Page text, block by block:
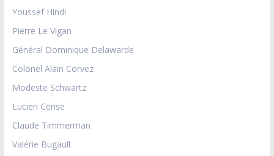
Youssef Hindi
Pierre Le Vigan
Général Dominique Delawarde
Colonel Alain Corvez
Modeste Schwartz
Lucien Cerise
Claude Timmerman
Valérie Bugault